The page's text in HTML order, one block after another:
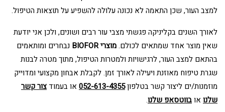
למצב העור, שכן התאמה לא נכונה עלולה להשפיע על תוצאות הטיפול.
לאורך השנים בקליניקה פגשתי מצבי עור רבים ושונים, ולכן אני יודעת
שאין מוצר אחד שמתאים לכולם.מוצרי BIOFOR
נבחרים ומותאמים
בהתאם למצב העור, לרגישויות ולמטרות הטיפול, מתוך מטרה לבנות
שגרת טיפוח מאוזנת ויעילה לאורך זמן. לקבלת אבחון מקצועי ומדוייק
מוזמנות/ים ליצור קשר בטלפון052-613-4355 או בעמוד צור קשר
שלנו אובווטסאפ שלנו.